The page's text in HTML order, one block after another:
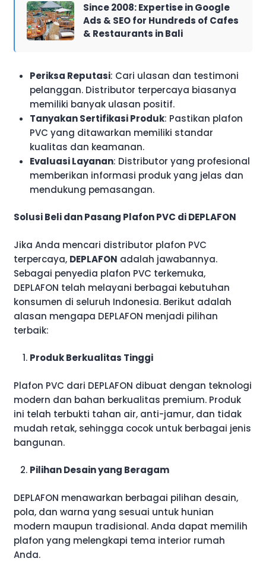
Since 2008: Expertise in Google
Ads & SEO for Hundreds of Cafes
& Restaurants in Bali
Periksa Reputasi: Cari ulasan dan testimoni
pelanggan. Distributor terpercaya biasanya
memiliki banyak ulasan positif.
Tanyakan Sertifikasi Produk: Pastikan plafon
PVC yang ditawarkan memiliki standar
kualitas dan keamanan.
Evaluasi Layanan: Distributor yang profesional
memberikan informasi produk yang jelas dan
mendukung pemasangan.
Solusi Beli dan Pasang Plafon PVC di DEPLAFON
Jika Anda mencari distributor plafon PVC
terpercaya, DEPLAFON adalah jawabannya.
Sebagai penyedia plafon PVC terkemuka,
DEPLAFON telah melayani berbagai kebutuhan
konsumen di seluruh Indonesia. Berikut adalah
alasan mengapa DEPLAFON menjadi pilihan
terbaik:
Produk Berkualitas Tinggi
Plafon PVC dari DEPLAFON dibuat dengan teknologi
modern dan bahan berkualitas premium. Produk
ini telah terbukti tahan air, anti-jamur, dan tidak
mudah retak, sehingga cocok untuk berbagai jenis
bangunan.
Pilihan Desain yang Beragam
DEPLAFON menawarkan berbagai pilihan desain,
pola, dan warna yang sesuai untuk hunian
modern maupun tradisional. Anda dapat memilih
plafon yang melengkapi tema interior rumah
Anda.